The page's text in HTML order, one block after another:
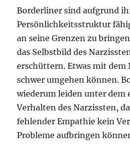
Borderliner sind aufgrund
Persönlichkeitsstruktur
an seine Grenzen zu
das Selbstbild des
erschüttern. Etwas mit dem
schwer umgehen können.
wiederum leiden unter dem
Verhalten des Narzissten,
fehlender Empathie kein
Probleme aufbringen